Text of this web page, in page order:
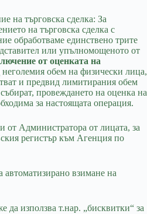
на търговска сделка: За
на търговска сделка с
обработваме единствено трите
или упълномощеното от
от оценката на
обем на физически лица,
и предвид лимитирания обем
провеждането на оценка на
за настоящата операция.
от Администратора от лицата, за
регистър към Агенция по
взимане на
да използва т.нар. „бисквитки“ за